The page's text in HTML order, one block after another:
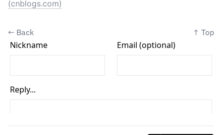
(cnblogs.com)
← Back ↑ Top